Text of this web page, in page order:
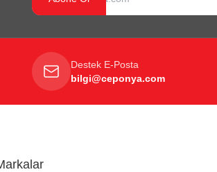
Destek E-Posta
bilgi@ceponya.com